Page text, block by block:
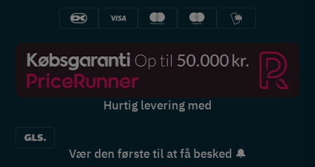
Hurtig levering med
Vær den første til at få besked 🔔